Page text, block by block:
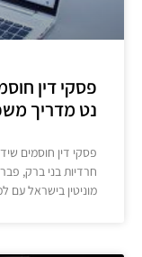
פסקי דין
נט מדריך
פסקי דין חוסמים
חרדיות בני ברק,
מוניטין בישראל עם